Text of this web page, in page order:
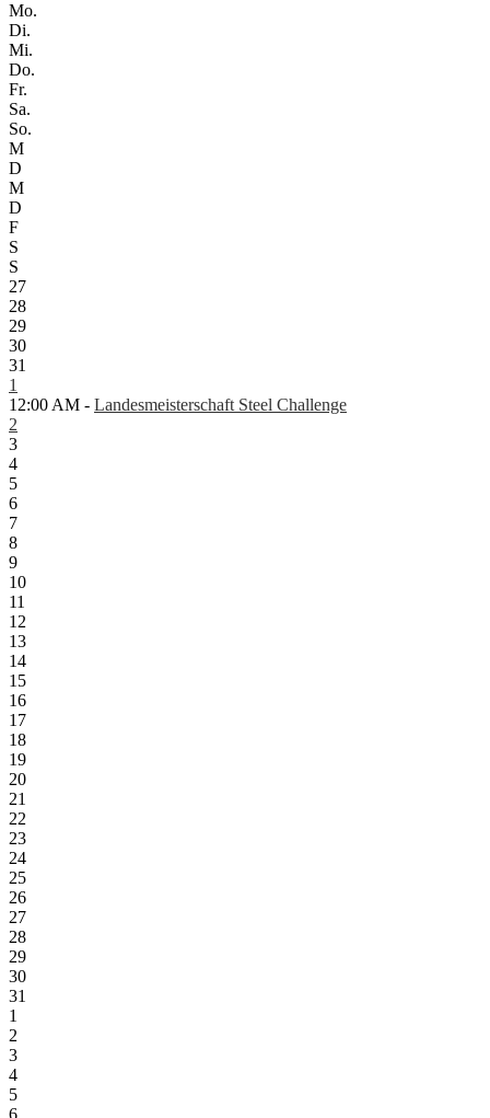
Mo.
Di.
Mi.
Do.
Fr.
Sa.
So.
M
D
M
D
F
S
S
27
28
29
30
31
1
12:00 AM - Landesmeisterschaft Steel Challenge
2
3
4
5
6
7
8
9
10
11
12
13
14
15
16
17
18
19
20
21
22
23
24
25
26
27
28
29
30
31
1
2
3
4
5
6